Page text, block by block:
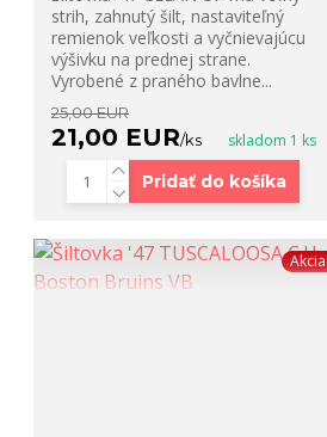
strih, zahnutý šilt, nastaviteľný
remienok veľkosti a vyčnievajúcu
výšivku na prednej strane.
Vyrobené z praného bavlne...
25,00 EUR
21,00 EUR/ks skladom 1 ks
Pridať do košíka
Akcia